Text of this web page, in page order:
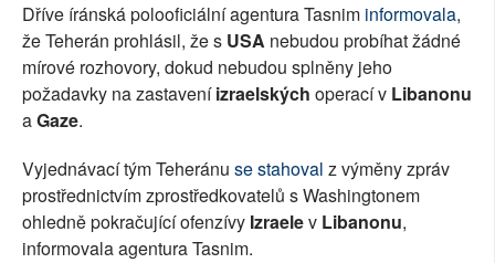
Dříve íránská polooficiální agentura Tasnim informovala,
že Teherán prohlásil, že s USA nebudou probíhat žádné
mírové rozhovory, dokud nebudou splněny jeho
požadavky na zastaveníizraelských operací v Libanonu
aGaze.
Vyjednávací tým Teheránu se stahoval z výměny zpráv
prostřednictvím zprostředkovatelů s Washingtonem
ohledně pokračující ofenzívy Izraelev Libanonu,
informovala agentura Tasnim.